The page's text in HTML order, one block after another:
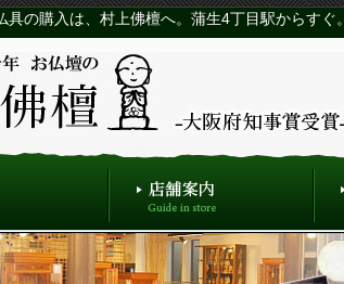
具の購入は、村上佛檀へ。蒲生4丁目駅からすぐ。